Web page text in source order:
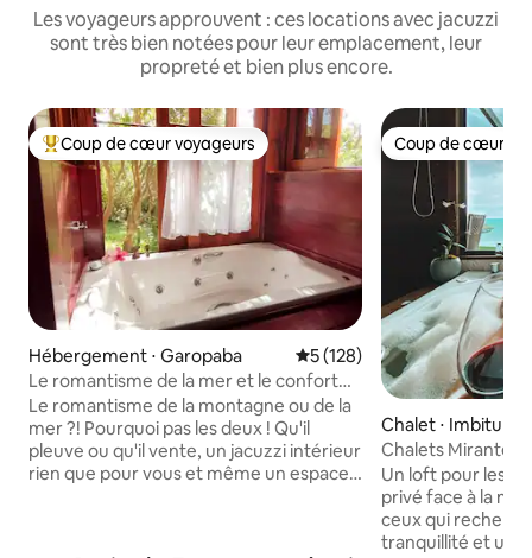
Les voyageurs approuvent : ces locations avec jacuzzi
sont très bien notées pour leur emplacement, leur
propreté et bien plus encore.
Coups de cœur voyageurs les plus appréciés
Coup de cœur voyageurs
Hébergement ⋅ Garopaba Évaluation moyenne sur la
5 (128)
Le romantisme de la mer et le confort
des montagnes
Le romantisme de la montagne ou de la
mer ?! Pourquoi pas les deux ! Qu'il
pleuve ou qu'il vente, un jacuzzi intérieur
rien que pour vous et même un espace
Coup de cœur
Coup de cœur
Chalet ⋅ Imbituba
Chalets Mirante
dos Amores.
Un loft pour les
privé face à la
ceux qui
tranquillité et une